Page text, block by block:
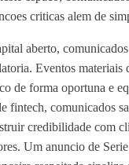
criticas alem de
aberto,
Eventos materiais
de forma oportuna e
fintech, comunicados
credibilidade com
Um anuncio de